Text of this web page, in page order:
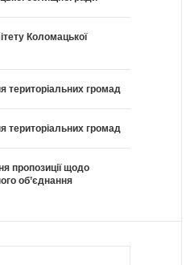
Коломацької
територіальних громад
територіальних громад
пропозиції щодо
об’єднання